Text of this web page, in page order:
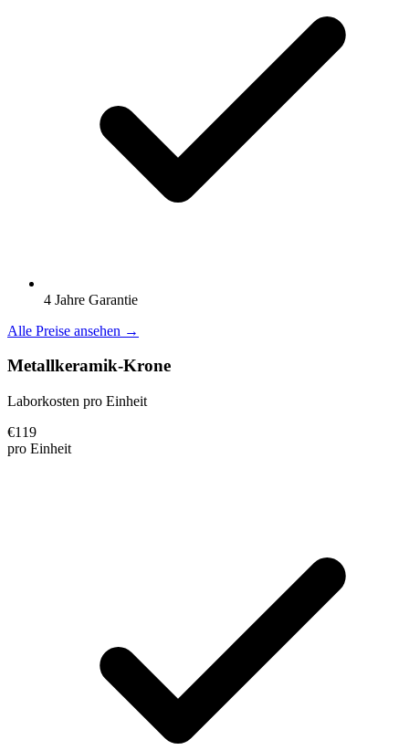
4 Jahre Garantie
Alle Preise ansehen →
Metallkeramik-Krone
Laborkosten pro Einheit
€119
pro Einheit